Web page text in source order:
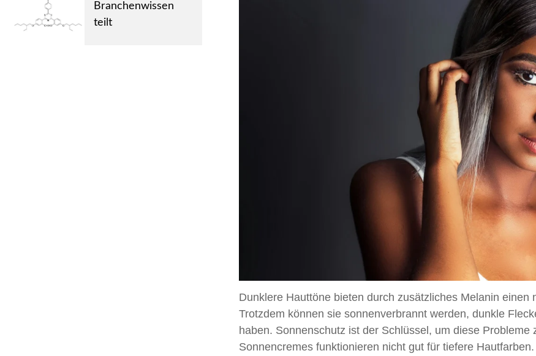
Branchenwissen
teilt
Dunklere Hauttöne bieten durch zusätzliches Melanin einen
Trotzdem können sie sonnenverbrannt werden, dunkle
haben. Sonnenschutz ist der Schlüssel, um diese Probleme
Sonnencremes funktionieren nicht gut für tiefere